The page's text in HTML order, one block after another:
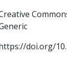
doi.org/